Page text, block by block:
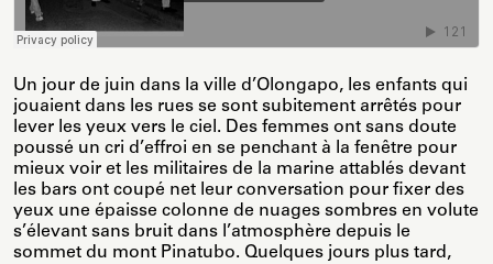
Un jour de juin dans la ville d’Olongapo, les enfants qui
jouaient dans les rues se sont subitement arrêtés pour
lever les yeux vers le ciel. Des femmes ont sans doute
poussé un cri d’effroi en se penchant à la fenêtre pour
mieux voir et les militaires de la marine attablés devant
les bars ont coupé net leur conversation pour fixer des
yeux une épaisse colonne de nuages sombres en volute
s’élevant sans bruit dans l’atmosphère depuis le
sommet du mont Pinatubo. Quelques jours plus tard,